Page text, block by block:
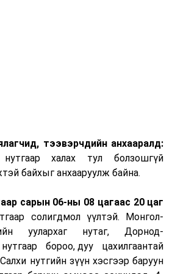
тээвэрчдийн анхааралд:
халах тул болзошгүй
байхыг анхааруулж байна.
сарын 06-ны 08 цагаас 20 цаг
солигдмол үүлтэй. Монгол-
уулархаг нутаг, Дорнод-
бороо, дуу цахилгаантай
нутгийн зүүн хэсгээр баруун